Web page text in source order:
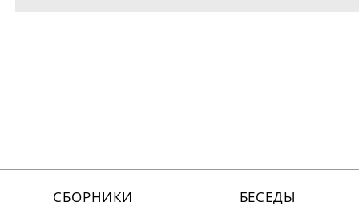
СБОРНИКИ БЕСЕДЫ